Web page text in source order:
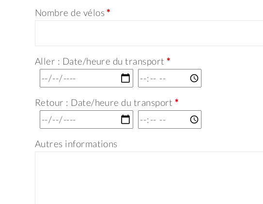
Nombre de vélos*
Aller : Date/heure du transport *
Retour : Date/heure du transport*
Autres informations